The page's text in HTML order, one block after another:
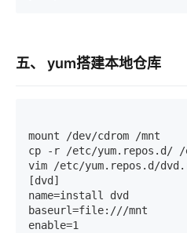
五、 yum搭建本地仓库
mount /dev/cdrom /mnt
cp -r /etc/yum.repos.d/
vim /etc/yum.repos.d/
[dvd]
name=install dvd
baseurl=file:///mnt
enable=1